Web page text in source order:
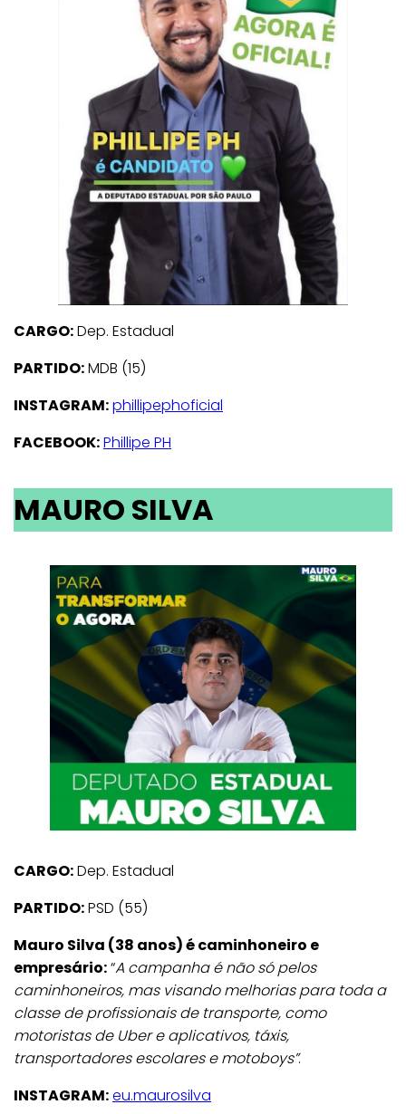
CARGO:Dep. Estadual
PARTIDO:MDB (15)
INSTAGRAM:phillipephoficial
FACEBOOK:Phillipe PH
MAURO SILVA
CARGO:Dep. Estadual
PARTIDO:PSD (55)
Mauro Silva (38 anos) é caminhoneiro e
empresário:“A campanha é não só pelos
caminhoneiros, mas visando melhorias para toda a
classe de profissionais de transporte, como
motoristas de Uber e aplicativos, táxis,
transportadores escolares e motoboys”.
INSTAGRAM:eu.maurosilva